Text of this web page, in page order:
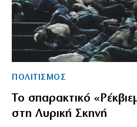
ΠΟΛΙΤΙΣΜΟΣ
Το σπαρακτικό
στη Λυρική Σκηνή